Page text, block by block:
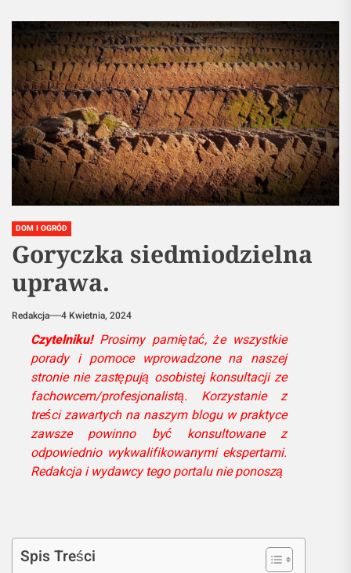
DOM I OGRÓD
Goryczka siedmiodzielna
uprawa.
Redakcja 4 Kwietnia, 2024
Czytelniku!Prosimy pamiętać, że wszystkie
porady i pomoce wprowadzone na naszej
stronie nie zastępują osobistej konsultacji ze
fachowcem/profesjonalistą. Korzystanie z
treści zawartych na naszym blogu w praktyce
zawsze powinno być konsultowane z
odpowiednio wykwalifikowanymi ekspertami.
Redakcja i wydawcy tego portalu nie ponoszą
Spis Treści